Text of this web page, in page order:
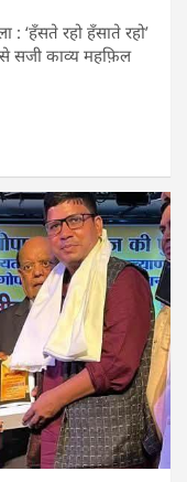
‘हॅंसते रहो हॅंसाते रहो’
सजी काव्य महफ़िल